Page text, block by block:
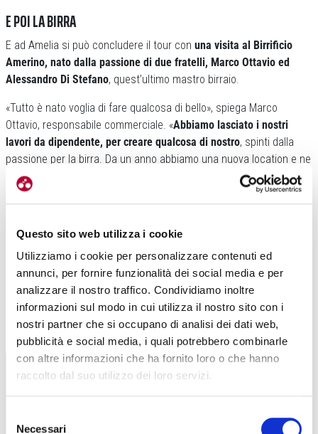
Questo sito web utilizza i cookie
Utilizziamo i cookie per personalizzare contenuti ed
annunci, per fornire funzionalità dei social media e per
analizzare il nostro traffico. Condividiamo inoltre
informazioni sul modo in cui utilizza il nostro sito con i
nostri partner che si occupano di analisi dei dati web,
pubblicità e social media, i quali potrebbero combinarle
con altre informazioni che ha fornito loro o che hanno
raccolto dal suo utilizzo dei loro servizi.
delNecessari
E POI LA BIRRA
E ad Amelia si può concludere il tour con una visita al Birrificio
Amerino, nato dalla passione di due fratelli, Marco Ottavio ed
Alessandro Di Stefano, quest’ultimo mastro birraio.
«Tutto è nato voglia di fare qualcosa di bello», spiega Marco
Ottavio, responsabile commerciale. «Abbiamo lasciato i nostri
lavori da dipendente, per creare qualcosa di nostro, spinti dalla
passione per la birra. Da un anno abbiamo una nuova location e ne
abbiamo adibito una parte per creare eventi, tanto chea
settembre faremo partite un vero e proprio pub con gli impianti